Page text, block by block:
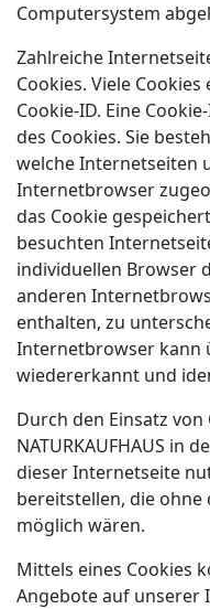
Computersystem
Zahlreiche
Cookies. Viele
Cookie-ID. Eine
des Cookies. Sie
welche Internetseiten
Internetbrowser
das Cookie
besuchten
individuellen Browser
anderen
enthalten, zu
Internetbrowser kann
wiedererkannt und
Durch den Einsatz
NATURKAUFHAUS in
dieser Internetseite
bereitstellen, die ohne
möglich wären.
Mittels eines Cookies
Angebote auf unserer